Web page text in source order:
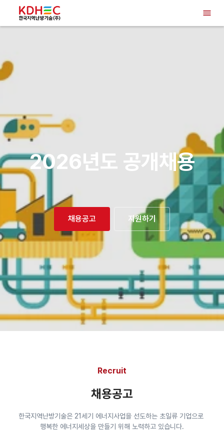
2026년도 공개채용
채용공고 지원하기
Recruit
채용공고
한국지역난방기술은 21세기 에너지사업을 선도하는 초일류 기업으로
행복한 에너지세상을 만들기 위해 노력하고 있습니다.